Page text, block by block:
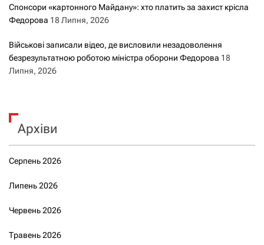
Спонсори «картонного Майдану»: хто платить за захист крісла
Федорова 18 Липня, 2026
Військові записали відео, де висловили незадоволення
безрезультатною роботою міністра оборони Федорова 18
Липня, 2026
Архіви
Серпень 2026
Липень 2026
Червень 2026
Травень 2026